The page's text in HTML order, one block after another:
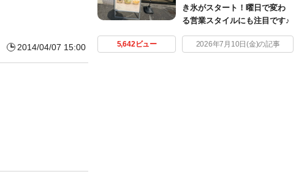
2014/04/07 15:00
き氷がスタート！曜日で変わ
る営業スタイルにも注目です♪
5,642ビュー 2026年7月10日(金)の記事